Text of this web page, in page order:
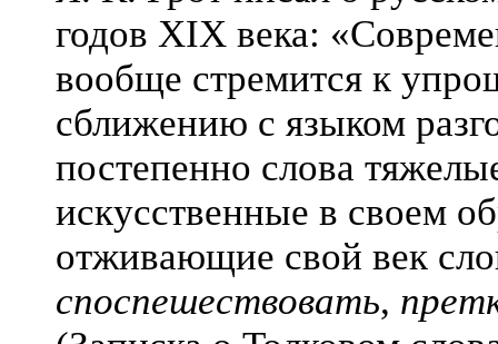
годов XIX века:
вообще стремится к
сближению с языком
постепенно слова
искусственные в своем
отживающие свой век
споспешествовать,